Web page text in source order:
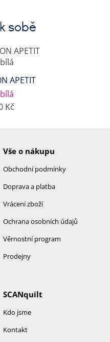
sobě
APETIT
Kč
Vše o nákupu
Obchodní podmínky
Doprava a platba
Vrácení zboží
Ochrana osobních údajů
Věrnostní program
Prodejny
SCANquilt
Kdo jsme
Kontakt